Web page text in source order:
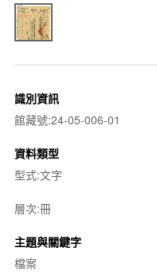
識別資訊
館藏號:24-05-006-01
資料類型
型式:文字
層次:冊
主題與關鍵字
檔案